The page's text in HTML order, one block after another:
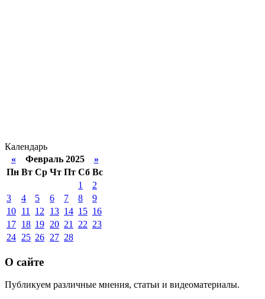
Календарь
«Февраль 2025 »
Пн Вт Ср Чт Пт Сб Вс
1
2
3
4 5 6 7 8
9
10 11 12 13 14 15 16
17 18 19 20 21 22 23
24 25 26 27 28
О сайте
Публикуем различные мнения, статьи и видеоматериалы.